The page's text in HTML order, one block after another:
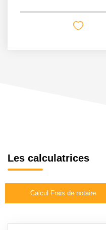
Les calculatrices
Calcul Frais de notaire